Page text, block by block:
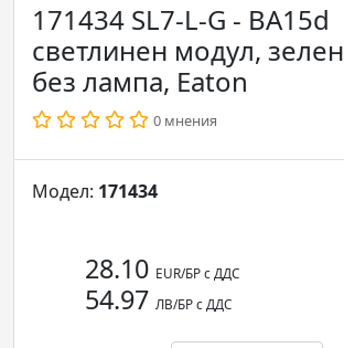
171434 SL7-L-G - BA15d
светлинен модул,
без лампа, Eaton
0 мнения
Модел: 171434
28.10 EUR/БР с ДДС
54.97 ЛВ/БР с ДДС